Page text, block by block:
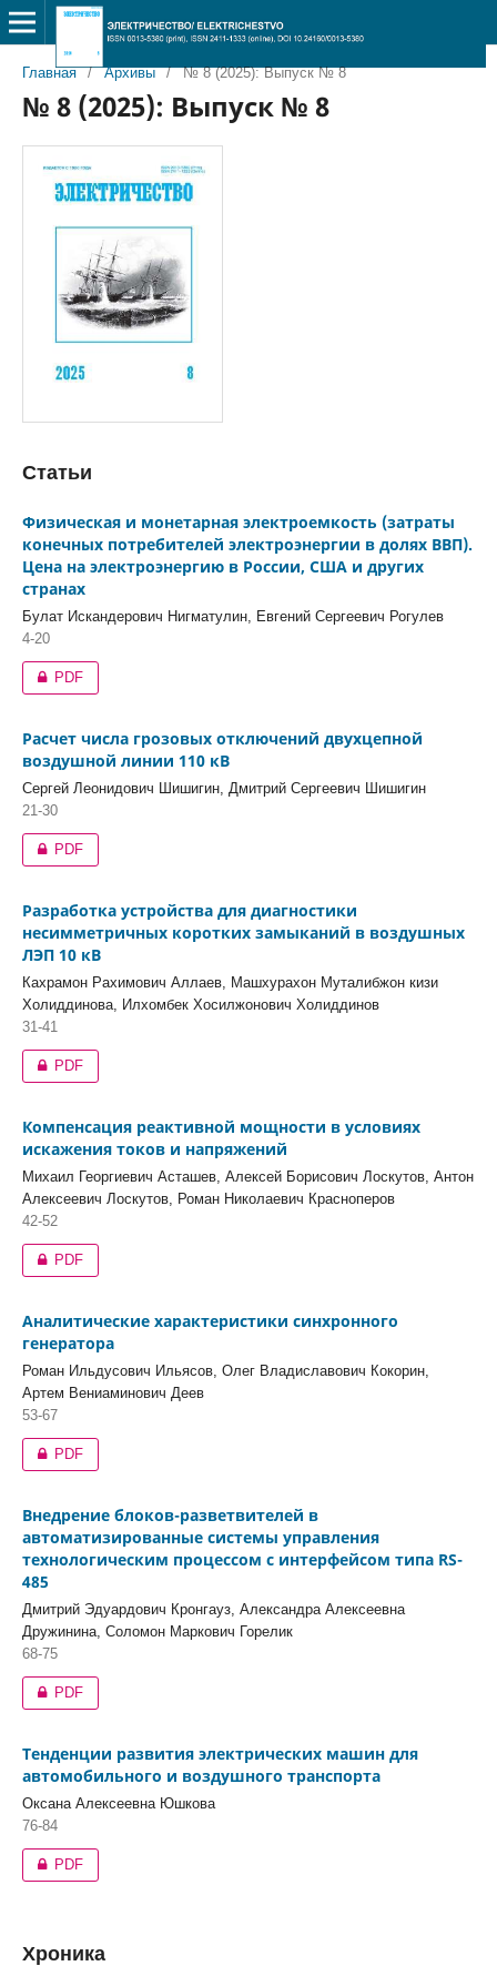
Главная / Архивы / № 8 (2025): Выпуск № 8
№ 8 (2025): Выпуск № 8
Статьи
Физическая и монетарная электроемкость (затраты
конечных потребителей электроэнергии в долях ВВП).
Цена на электроэнергию в России, США и других
странах
Булат Искандерович Нигматулин, Евгений Сергеевич Рогулев
4-20
PDF
Расчет числа грозовых отключений двухцепной
воздушной линии 110 кВ
Сергей Леонидович Шишигин, Дмитрий Сергеевич Шишигин
21-30
PDF
Разработка устройства для диагностики
несимметричных коротких замыканий в воздушных
ЛЭП 10 кВ
Кахрамон Рахимович Аллаев, Машхурахон Муталибжон кизи
Холиддинова, Илхомбек Хосилжонович Холиддинов
31-41
PDF
Компенсация реактивной мощности в условиях
искажения токов и напряжений
Михаил Георгиевич Асташев, Алексей Борисович Лоскутов, Антон
Алексеевич Лоскутов, Роман Николаевич Красноперов
42-52
PDF
Аналитические характеристики синхронного
генератора
Роман Ильдусович Ильясов, Олег Владиславович Кокорин,
Артем Вениаминович Деев
53-67
PDF
Внедрение блоков-разветвителей в
автоматизированные системы управления
технологическим процессом с интерфейсом типа RS-
485
Дмитрий Эдуардович Кронгауз, Александра Алексеевна
Дружинина, Соломон Маркович Горелик
68-75
PDF
Тенденции развития электрических машин для
автомобильного и воздушного транспорта
Оксана Алексеевна Юшкова
76-84
PDF
Хроника